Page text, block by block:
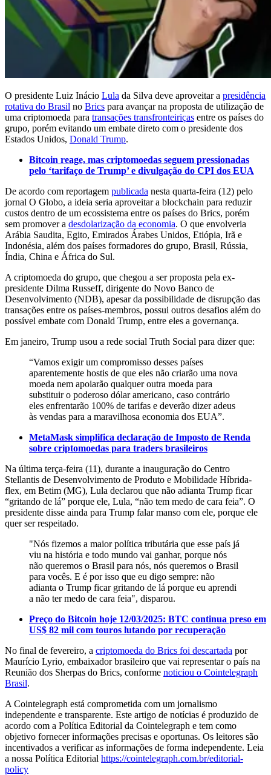
O presidente Luiz Inácio Lula da Silva deve aproveitar a presidência
rotativa do Brasil no Brics para avançar na proposta de utilização de
uma criptomoeda para transações transfronteiriças entre os países do
grupo, porém evitando um embate direto com o presidente dos
Estados Unidos, Donald Trump.
Bitcoin reage, mas criptomoedas seguem pressionadas
pelo ‘tarifaço de Trump’ e divulgação do CPI dos EUA
De acordo com reportagem publicada nesta quarta-feira (12) pelo
jornal O Globo, a ideia seria aproveitar a blockchain para reduzir
custos dentro de um ecossistema entre os países do Brics, porém
sem promover a desdolarização da economia. O que envolveria
Arábia Saudita, Egito, Emirados Árabes Unidos, Etiópia, Irã e
Indonésia, além dos países formadores do grupo, Brasil, Rússia,
Índia, China e África do Sul.
A criptomoeda do grupo, que chegou a ser proposta pela ex-
presidente Dilma Russeff, dirigente do Novo Banco de
Desenvolvimento (NDB), apesar da possibilidade de disrupção das
transações entre os países-membros, possui outros desafios além do
possível embate com Donald Trump, entre eles a governança.
Em janeiro, Trump usou a rede social Truth Social para dizer que:
“Vamos exigir um compromisso desses países
aparentemente hostis de que eles não criarão uma nova
moeda nem apoiarão qualquer outra moeda para
substituir o poderoso dólar americano, caso contrário
eles enfrentarão 100% de tarifas e deverão dizer adeus
às vendas para a maravilhosa economia dos EUA”.
MetaMask simplifica declaração de Imposto de Renda
sobre criptomoedas para traders brasileiros
Na última terça-feira (11), durante a inauguração do Centro
Stellantis de Desenvolvimento de Produto e Mobilidade Híbrida-
flex, em Betim (MG), Lula declarou que não adianta Trump ficar
“gritando de lá” porque ele, Lula, “não tem medo de cara feia”. O
presidente disse ainda para Trump falar manso com ele, porque ele
quer ser respeitado.
"Nós fizemos a maior política tributária que esse país já
viu na história e todo mundo vai ganhar, porque nós
não queremos o Brasil para nós, nós queremos o Brasil
para vocês. E é por isso que eu digo sempre: não
adianta o Trump ficar gritando de lá porque eu aprendi
a não ter medo de cara feia", disparou.
Preço do Bitcoin hoje 12/03/2025: BTC continua preso em
US$ 82 mil com touros lutando por recuperação
No final de fevereiro, a criptomoeda do Brics foi descartada por
Maurício Lyrio, embaixador brasileiro que vai representar o país na
Reunião dos Sherpas do Brics, conforme noticiou o Cointelegraph
Brasil.
A Cointelegraph está comprometida com um jornalismo
independente e transparente. Este artigo de notícias é produzido de
acordo com a Política Editorial da Cointelegraph e tem como
objetivo fornecer informações precisas e oportunas. Os leitores são
incentivados a verificar as informações de forma independente. Leia
a nossa Política Editorial https://cointelegraph.com.br/editorial-
policy